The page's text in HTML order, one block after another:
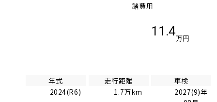
諸費用
11.4
万円
年式
2024(R6)
走行距離
1.7万km
車検
2027(9)年